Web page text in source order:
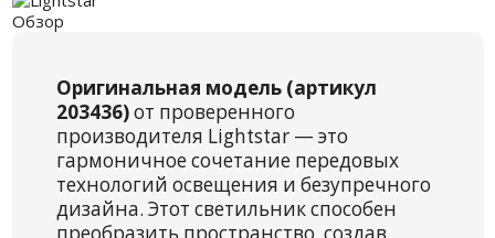
Обзор
Оригинальная модель (артикул
203436)от проверенного
производителя Lightstar — это
гармоничное сочетание передовых
технологий освещения и безупречного
дизайна. Этот светильник способен